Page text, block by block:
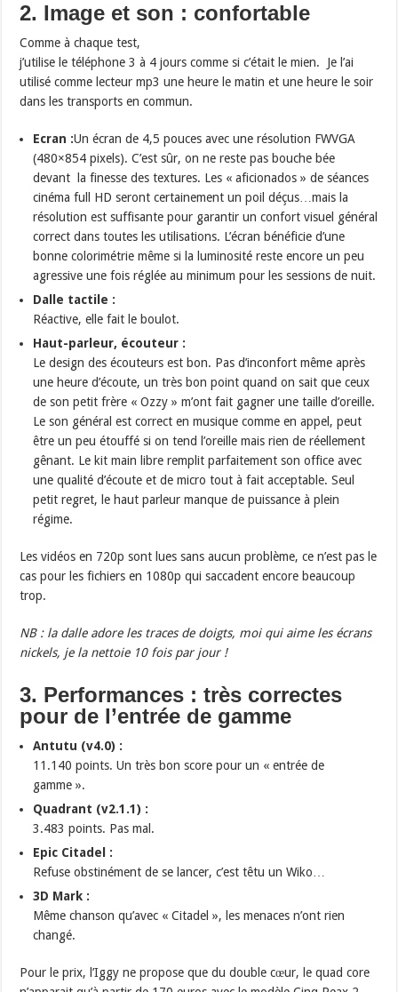
2. Image et son : confortable
Comme à chaque test,
j’utilise le téléphone 3 à 4 jours comme si c’était le mien. Je l’ai
utilisé comme lecteur mp3 une heure le matin et une heure le soir
dans les transports en commun.
Ecran :Un écran de 4,5 pouces avec une résolution FWVGA
(480×854 pixels). C’est sûr, on ne reste pas bouche bée
devant la finesse des textures. Les « aficionados » de séances
cinéma full HD seront certainement un poil déçus…mais la
résolution est suffisante pour garantir un confort visuel général
correct dans toutes les utilisations. L’écran bénéficie d’une
bonne colorimétrie même si la luminosité reste encore un peu
agressive une fois réglée au minimum pour les sessions de nuit.
Dalle tactile :
Réactive, elle fait le boulot.
Haut-parleur, écouteur :
Le design des écouteurs est bon. Pas d’inconfort même après
une heure d’écoute, un très bon point quand on sait que ceux
de son petit frère « Ozzy » m’ont fait gagner une taille d’oreille.
Le son général est correct en musique comme en appel, peut
être un peu étouffé si on tend l’oreille mais rien de réellement
gênant. Le kit main libre remplit parfaitement son office avec
une qualité d’écoute et de micro tout à fait acceptable. Seul
petit regret, le haut parleur manque de puissance à plein
régime.
Les vidéos en 720p sont lues sans aucun problème, ce n’est pas le
cas pour les fichiers en 1080p qui saccadent encore beaucoup
trop.
NB : la dalle adore les traces de doigts, moi qui aime les écrans
nickels, je la nettoie 10 fois par jour !
3. Performances : très correctes
pour de l’entrée de gamme
Antutu (v4.0) :
11.140 points. Un très bon score pour un « entrée de
gamme ».
Quadrant (v2.1.1) :
3.483 points. Pas mal.
Epic Citadel :
Refuse obstinément de se lancer, c’est têtu un Wiko…
3D Mark :
Même chanson qu’avec « Citadel », les menaces n’ont rien
changé.
Pour le prix, l’Iggy ne propose que du double cœur, le quad core